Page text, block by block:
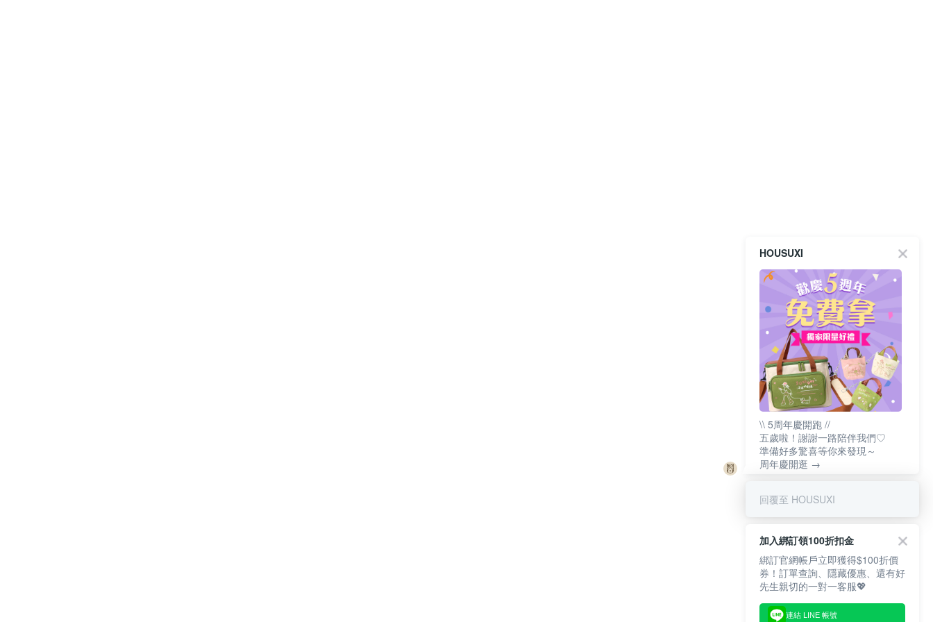
HOUSUXI
\\ 5周年慶開跑 //
五歲啦！謝謝一路陪伴我們♡
準備好多驚喜等你來發現～
周年慶開逛 →
回覆至 HOUSUXI
加入綁訂領100折扣金
綁訂官網帳戶立即獲得$100折價
券！訂單查詢、隱藏優惠、還有好
先生親切的一對一客服💖
連結 LINE 帳號